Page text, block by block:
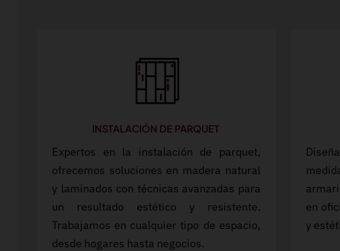
INSTALACIÓN DE PARQUET
Expertos en la instalación de parquet,
ofrecemos soluciones en madera natural
y laminados con técnicas avanzadas para
un resultado estético y resistente.
Trabajamos en cualquier tipo de espacio,
desde hogares hasta negocios.
en
y